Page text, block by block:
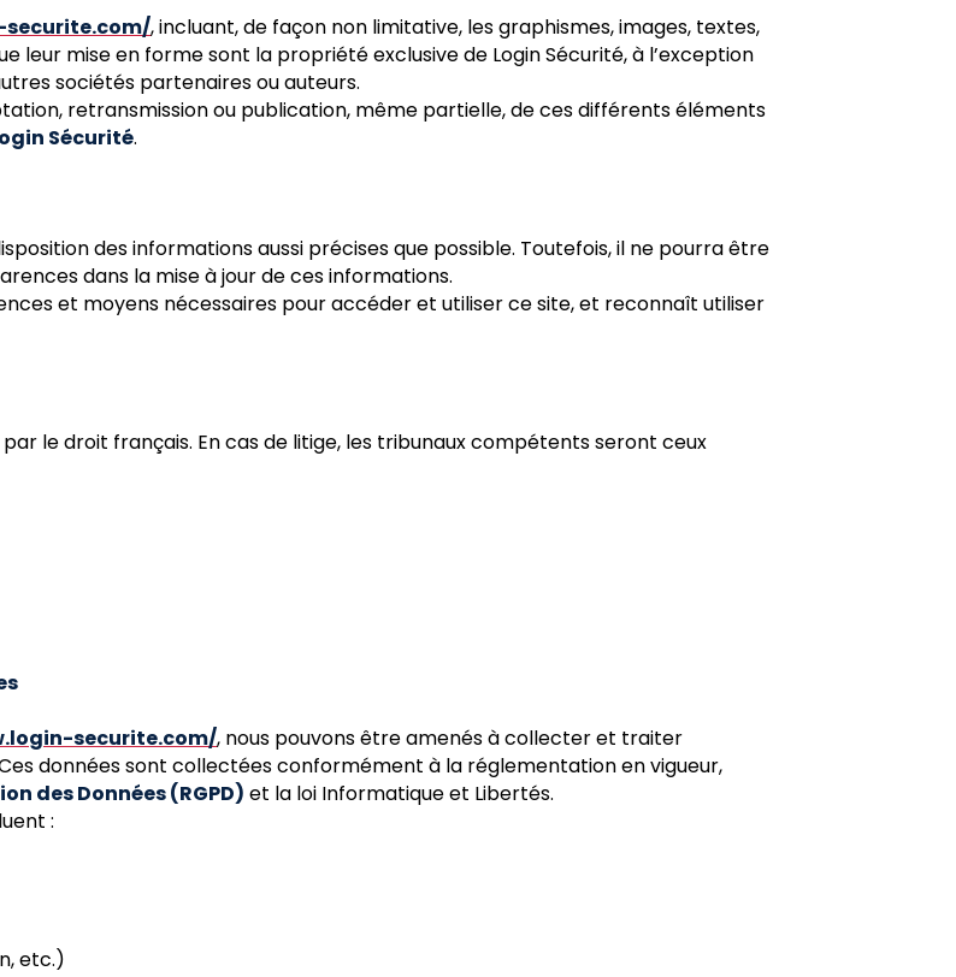
, incluant, de façon non limitative, les graphismes, images, textes,
leur mise en forme sont la propriété exclusive de Login Sécurité, à l’exception
sociétés partenaires ou auteurs.
retransmission ou publication, même partielle, de ces différents éléments
Sécurité.
des informations aussi précises que possible. Toutefois, il ne pourra être
dans la mise à jour de ces informations.
et moyens nécessaires pour accéder et utiliser ce site, et reconnaît utiliser
le droit français. En cas de litige, les tribunaux compétents seront ceux
securite.com/, nous pouvons être amenés à collecter et traiter
données sont collectées conformément à la réglementation en vigueur,
des Données (RGPD) et la loi Informatique et Libertés.
:
etc.)